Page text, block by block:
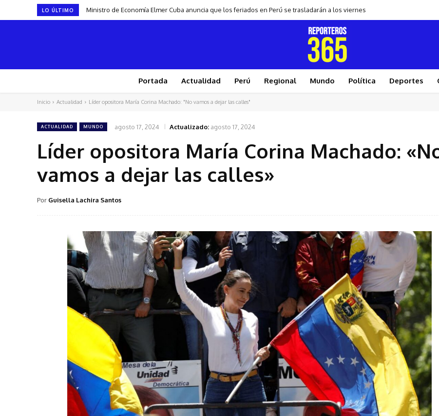
LO ÚLTIMO Ministro de Economía Elmer Cuba anuncia que los feriados en Perú se trasladarán a los viernes
Portada Actualidad Perú Regional Mundo Política Deportes
Inicio Actualidad Líder opositora María Corina Machado: "No vamos a dejar las calles"
ACTUALIDAD MUNDO agosto 17, 2024 Actualizado: agosto 17, 2024
Líder opositora María Corina Machado:
vamos a dejar las calles»
Por Guisella Lachira Santos